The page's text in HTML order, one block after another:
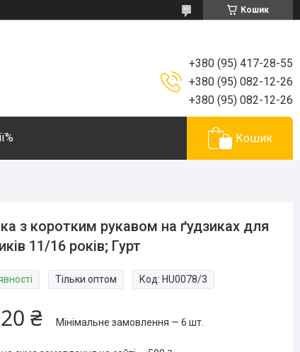
Кошик
+380 (95) 417-28-55
+380 (95) 082-12-26
+380 (95) 082-12-26
Кошик
з коротким рукавом на ґудзиках для
11/16 років; Гурт
Тільки оптом Код: HU0078/3
₴ Мінімальне замовлення — 6 шт.